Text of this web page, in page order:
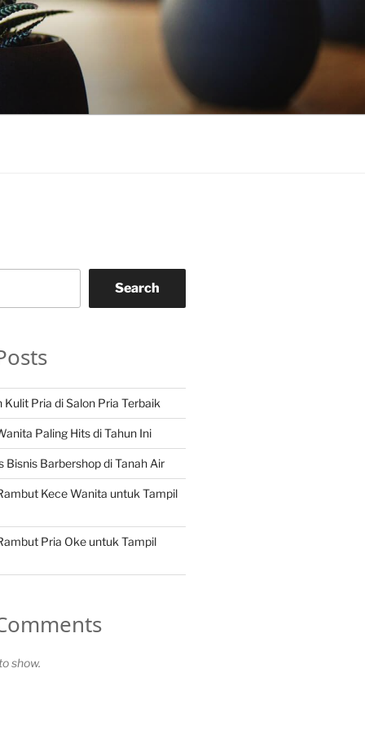
Search
Pria di Salon Pria Terbaik
Paling Hits di Tahun Ini
Bisnis Barbershop di Tanah Air
Kece Wanita untuk Tampil
Pria Oke untuk Tampil
show.